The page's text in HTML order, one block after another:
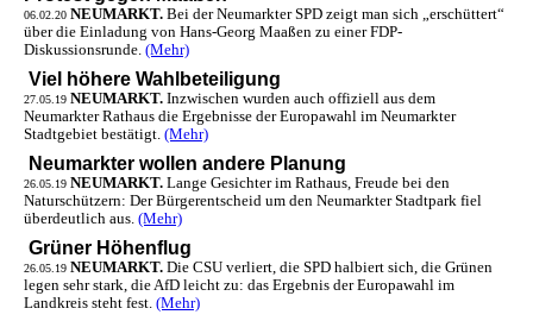
06.02.20 NEUMARKT. Bei der Neumarkter SPD zeigt man sich „erschüttert“
über die Einladung von Hans-Georg Maaßen zu einer FDP-
Diskussionsrunde. (Mehr)
Viel höhere Wahlbeteiligung
27.05.19 NEUMARKT. Inzwischen wurden auch offiziell aus dem
Neumarkter Rathaus die Ergebnisse der Europawahl im Neumarkter
Stadtgebiet bestätigt. (Mehr)
Neumarkter wollen andere Planung
26.05.19 NEUMARKT. Lange Gesichter im Rathaus, Freude bei den
Naturschützern: Der Bürgerentscheid um den Neumarkter Stadtpark fiel
überdeutlich aus. (Mehr)
Grüner Höhenflug
26.05.19 NEUMARKT. Die CSU verliert, die SPD halbiert sich, die Grünen
legen sehr stark, die AfD leicht zu: das Ergebnis der Europawahl im
Landkreis steht fest. (Mehr)
Schule
Eilmeldungen